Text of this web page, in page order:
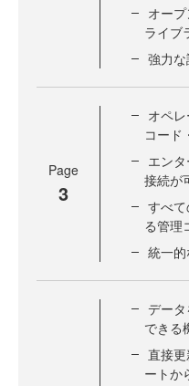
オー
ライブ
強力
Page
3
オペ
コード
エン
接続が
すべ
る管理
統一
デー
できる
直接
ートか